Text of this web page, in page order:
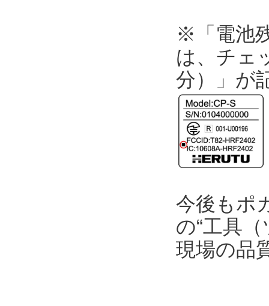
※「電池
は、チェ
分）」が
今後もポ
の“工具
現場の品